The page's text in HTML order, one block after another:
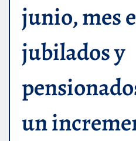
junio, mes
jubilados y
un